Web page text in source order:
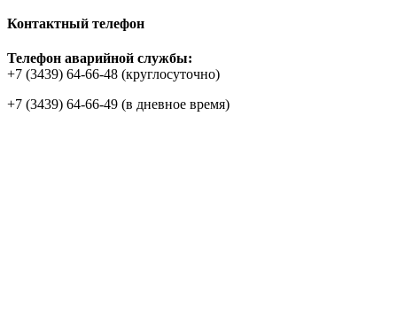
Контактный телефон
Телефон аварийной службы:
+7 (3439) 64-66-48 (круглосуточно)
+7 (3439) 64-66-49 (в дневное время)